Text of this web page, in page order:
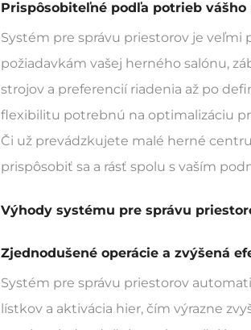
Prispôsobiteľné podľa potrieb vášho
Systém pre správu priestorov je
požiadavkám vašej herného salónu,
strojov a preferencií riadenia až po
flexibilitu potrebnú na optimalizáciu
Či už prevádzkujete malé herné
prispôsobiť sa a rásť spolu s vaším
Výhody systému pre správu
Zjednodušené operácie a zvýšená
Systém pre správu priestorov
lístkov a aktivácia hier, čím výrazne